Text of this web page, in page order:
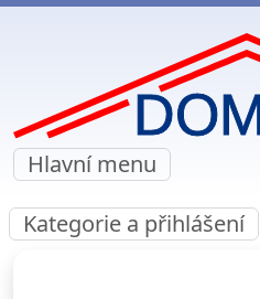
Hlavní menu
Kategorie a přihlášení